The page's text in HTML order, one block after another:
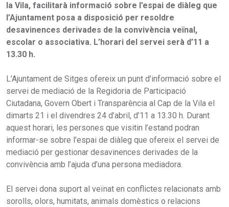
la Vila, facilitarà informació sobre l’espai de diàleg que
l’Ajuntament posa a disposició per resoldre
desavinences derivades de la convivència veïnal,
escolar o associativa. L’horari del servei serà d’11 a
13.30 h.
L’Ajuntament de Sitges ofereix un punt d’informació sobre el
servei de mediació de la Regidoria de Participació
Ciutadana, Govern Obert i Transparència al Cap de la Vila el
dimarts 21 i el divendres 24 d’abril, d’11 a 13.30 h. Durant
aquest horari, les persones que visitin l’estand podran
informar-se sobre l’espai de diàleg que ofereix el servei de
mediació per gestionar desavinences derivades de la
convivència amb l’ajuda d’una persona mediadora.
El servei dona suport al veïnat en conflictes relacionats amb
sorolls, olors, humitats, animals domèstics o relacions